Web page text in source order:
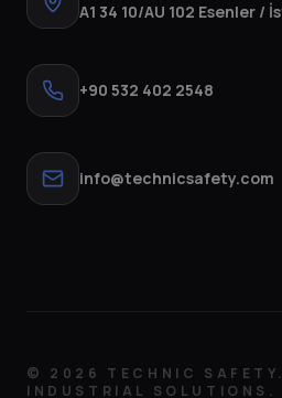
A1 34 10/AU 102 Esenler /
+90 532 402 2548
info@technicsafety.com
© 2026
TECHNIC
INDUSTRIAL SOLUTIONS.